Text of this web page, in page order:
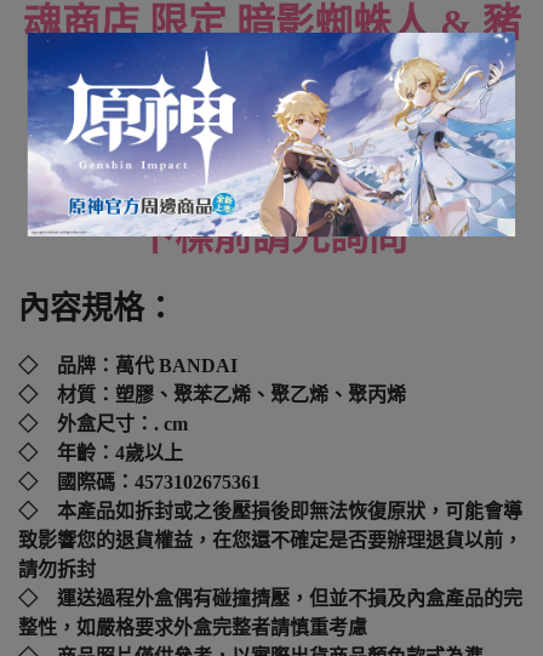
魂商店 限定 暗影蜘蛛人 & 豬
豬人
全新未拆封
下標前請先詢問
內容規格：
◇ 品牌： 萬代 BANDAI
◇ 材質：塑膠、聚苯乙烯、聚乙烯、聚丙烯
◇ 外盒尺寸：. cm
◇ 年齡：4歲以上
◇ 國際碼： 4573102675361
◇ 本產品如拆封或之後壓損後即無法恢復原狀，可能會導
致影響您的退貨權益，在您還不確定是否要辦理退貨以前，
請勿拆封
◇ 運送過程外盒偶有碰撞擠壓，但並不損及內盒產品的完
整性，如嚴格要求外盒完整者請慎重考慮